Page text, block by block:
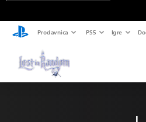
Prodavnica PS5 Igre